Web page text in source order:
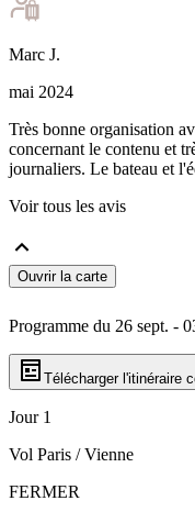
Marc J.
mai 2024
Très bonne organisation
concernant le contenu et
journaliers. Le bateau et
Voir tous les avis
Ouvrir la carte
Programme du 26 sept. -
Télécharger l'itinéraire
Jour 1
Vol Paris / Vienne
FERMER